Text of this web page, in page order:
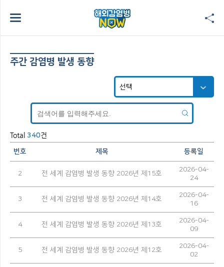
주간 감염병 발생 동향
Total 340건
번호 제목 등록일
2 전 세계 감염병 발생 동향 2026년 제15호
2026-04-
24
3 전 세계 감염병 발생 동향 2026년 제14호
2026-04-
16
4 전 세계 감염병 발생 동향 2026년 제13호
2026-04-
09
5 전 세계 감염병 발생 동향 2026년 제12호
2026-04-
02